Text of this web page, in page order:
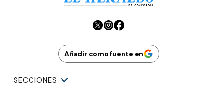
Añadir como fuente en
SECCIONES